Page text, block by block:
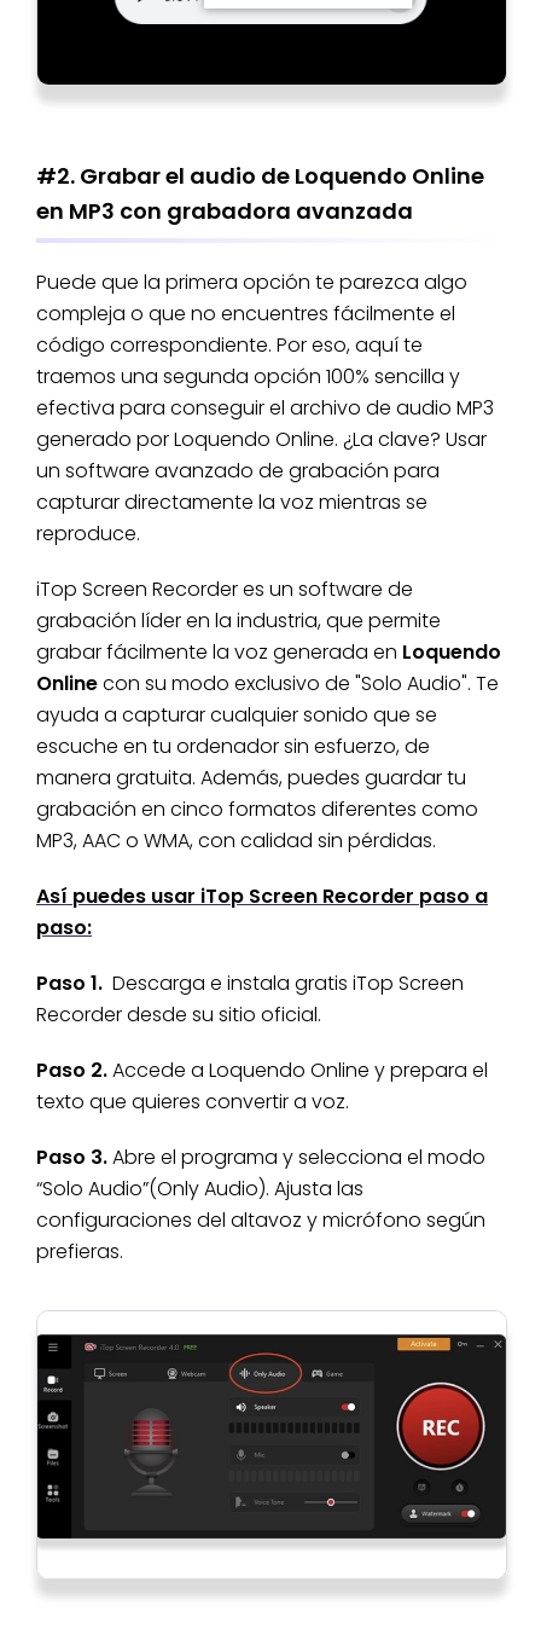
#2. Grabar el audio de Loquendo Online
en MP3 con grabadora avanzada
Puede que la primera opción te parezca algo
compleja o que no encuentres fácilmente el
código correspondiente. Por eso, aquí te
traemos una segunda opción 100% sencilla y
efectiva para conseguir el archivo de audio MP3
generado por Loquendo Online. ¿La clave? Usar
un software avanzado de grabación para
capturar directamente la voz mientras se
reproduce.
iTop Screen Recorder es un software de
grabación líder en la industria, que permite
grabar fácilmente la voz generada en Loquendo
Onlinecon su modo exclusivo de "Solo Audio". Te
ayuda a capturar cualquier sonido que se
escuche en tu ordenador sin esfuerzo, de
manera gratuita. Además, puedes guardar tu
grabación en cinco formatos diferentes como
MP3, AAC o WMA, con calidad sin pérdidas.
Así puedes usar iTop Screen Recorder paso a
paso:
Paso 1. Descarga e instala gratis iTop Screen
Recorder desde su sitio oficial.
Paso 2.Accede a Loquendo Online y prepara el
texto que quieres convertir a voz.
Paso 3.Abre el programa y selecciona el modo
“Solo Audio”(Only Audio). Ajusta las
configuraciones del altavoz y micrófono según
prefieras.